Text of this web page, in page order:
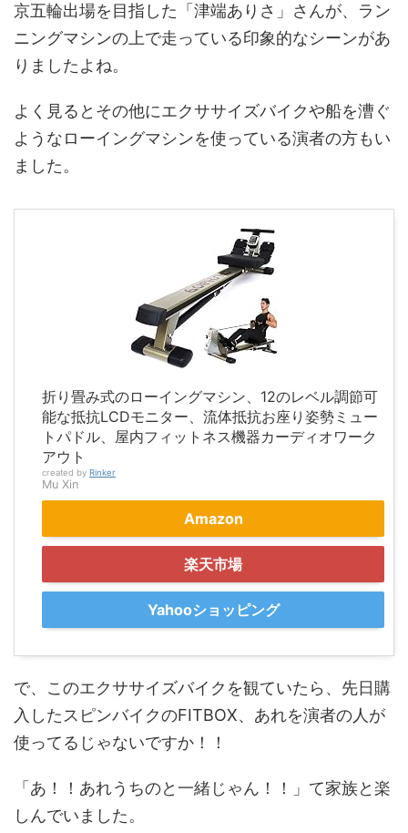
京五輪出場を目指した「津端ありさ」さんが、ラン
ニングマシンの上で走っている印象的なシーンがあ
りましたよね。
よく見るとその他にエクササイズバイクや船を漕ぐ
ようなローイングマシンを使っている演者の方もい
ました。
折り畳み式のローイングマシン、12のレベル調節可
能な抵抗LCDモニター、流体抵抗お座り姿勢ミュー
トパドル、屋内フィットネス機器カーディオワーク
アウト
created by Rinker
Mu Xin
Amazon
楽天市場
Yahooショッピング
で、このエクササイズバイクを観ていたら、先日購
入したスピンバイクのFITBOX、あれを演者の人が
使ってるじゃないですか！！
「あ！！あれうちのと一緒じゃん！！」て家族と楽
しんでいました。